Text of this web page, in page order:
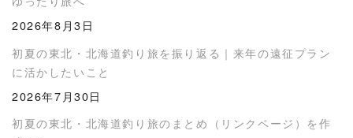
2026年8月3日
初夏の東北・北海道釣り旅を振り返る｜来年の遠征プラン
に活かしたいこと
2026年7月30日
初夏の東北・北海道釣り旅のまとめ（リンクページ）を作